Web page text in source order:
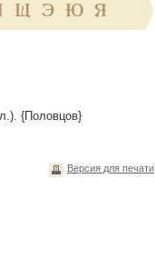
Щ Э Ю Я
{Половцов}
Версия для печати